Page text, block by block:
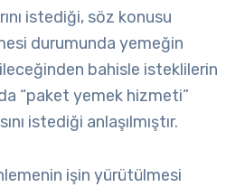
istediği, söz konusu
durumunda yemeğin
bahisle isteklilerin
“paket yemek hizmeti”
istediği anlaşılmıştır.
işin yürütülmesi